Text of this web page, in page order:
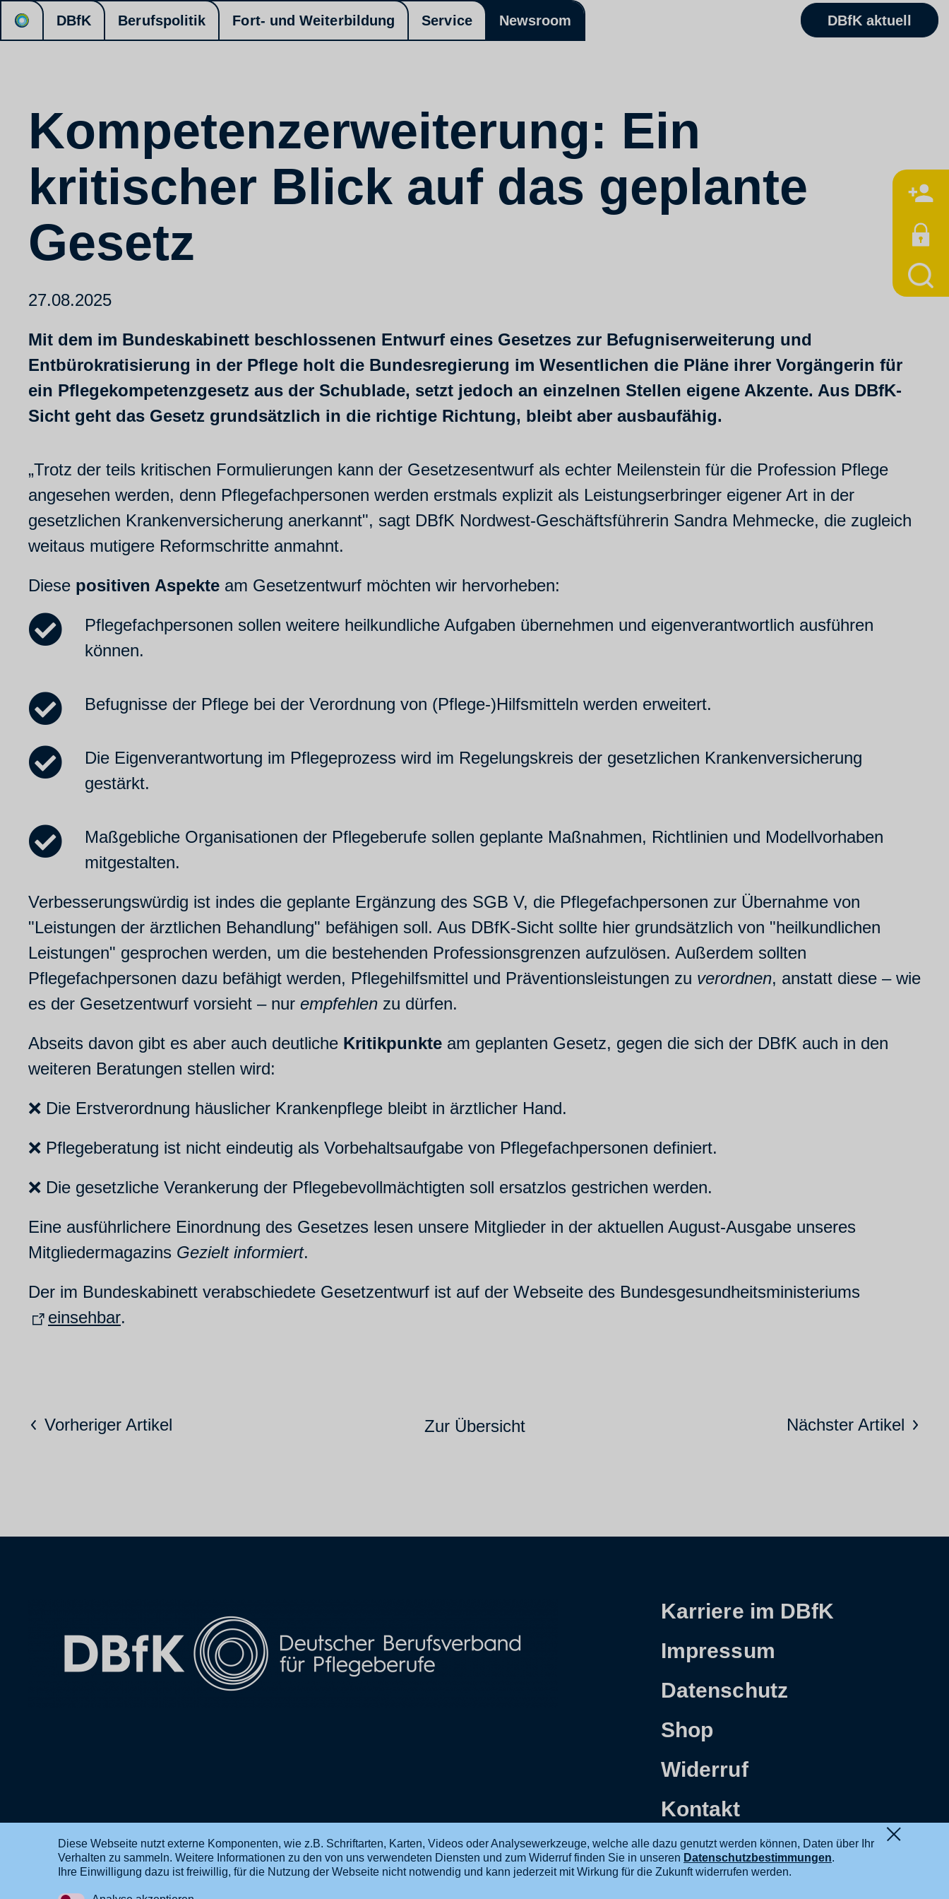
DBfK Berufspolitik Fort- und Weiterbildung Service Newsroom DBfK aktuell
Kompetenzerweiterung: Ein
kritischer Blick auf das geplante
Gesetz
27.08.2025
Mit dem im Bundeskabinett beschlossenen Entwurf eines Gesetzes zur Befugniserweiterung und
Entbürokratisierung in der Pflege holt die Bundesregierung im Wesentlichen die Pläne ihrer Vorgängerin für
ein Pflegekompetenzgesetz aus der Schublade, setzt jedoch an einzelnen Stellen eigene Akzente. Aus DBfK-
Sicht geht das Gesetz grundsätzlich in die richtige Richtung, bleibt aber ausbaufähig.
„Trotz der teils kritischen Formulierungen kann der Gesetzesentwurf als echter Meilenstein für die Profession Pflege
angesehen werden, denn Pflegefachpersonen werden erstmals explizit als Leistungserbringer eigener Art in der
gesetzlichen Krankenversicherung anerkannt", sagt DBfK Nordwest-Geschäftsführerin Sandra Mehmecke, die zugleich
weitaus mutigere Reformschritte anmahnt.
Diese positiven Aspekte am Gesetzentwurf möchten wir hervorheben:
Pflegefachpersonen sollen weitere heilkundliche Aufgaben übernehmen und eigenverantwortlich ausführen
können.
Befugnisse der Pflege bei der Verordnung von (Pflege-)Hilfsmitteln werden erweitert.
Die Eigenverantwortung im Pflegeprozess wird im Regelungskreis der gesetzlichen Krankenversicherung
gestärkt.
Maßgebliche Organisationen der Pflegeberufe sollen geplante Maßnahmen, Richtlinien und Modellvorhaben
mitgestalten.
Verbesserungswürdig ist indes die geplante Ergänzung des SGB V, die Pflegefachpersonen zur Übernahme von
"Leistungen der ärztlichen Behandlung" befähigen soll. Aus DBfK-Sicht sollte hier grundsätzlich von "heilkundlichen
Leistungen" gesprochen werden, um die bestehenden Professionsgrenzen aufzulösen. Außerdem sollten
Pflegefachpersonen dazu befähigt werden, Pflegehilfsmittel und Präventionsleistungen zu verordnen, anstatt diese – wie
es der Gesetzentwurf vorsieht – nur empfehlen zu dürfen.
Abseits davon gibt es aber auch deutliche Kritikpunkte am geplanten Gesetz, gegen die sich der DBfK auch in den
weiteren Beratungen stellen wird:
❌ Die Erstverordnung häuslicher Krankenpflege bleibt in ärztlicher Hand.
❌ Pflegeberatung ist nicht eindeutig als Vorbehaltsaufgabe von Pflegefachpersonen definiert.
❌ Die gesetzliche Verankerung der Pflegebevollmächtigten soll ersatzlos gestrichen werden.
Eine ausführlichere Einordnung des Gesetzes lesen unsere Mitglieder in der aktuellen August-Ausgabe unseres
Mitgliedermagazins Gezielt informiert.
Der im Bundeskabinett verabschiedete Gesetzentwurf ist auf der Webseite des Bundesgesundheitsministeriums
einsehbar.
Vorheriger Artikel Zur Übersicht Nächster Artikel
Karriere im DBfK
Impressum
Datenschutz
Shop
Widerruf
Kontakt
EN
Diese Webseite nutzt externe Komponenten, wie z.B. Schriftarten, Karten, Videos oder Analysewerkzeuge, welche alle dazu genutzt werden können, Daten über Ihr
Verhalten zu sammeln. Weitere Informationen zu den von uns verwendeten Diensten und zum Widerruf finden Sie in unseren Datenschutzbestimmungen.
Ihre Einwilligung dazu ist freiwillig, für die Nutzung der Webseite nicht notwendig und kann jederzeit mit Wirkung für die Zukunft widerrufen werden.